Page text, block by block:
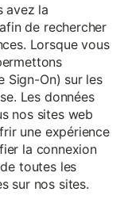
avez la
de rechercher
Lorsque vous
Sign-On) sur les
Les données
nos sites web
une expérience
la connexion
toutes les
sur nos sites.